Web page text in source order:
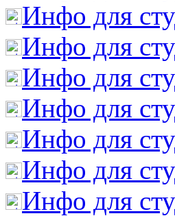
Инфо для
Инфо для
Инфо для
Инфо для
Инфо для
Инфо для
Инфо для